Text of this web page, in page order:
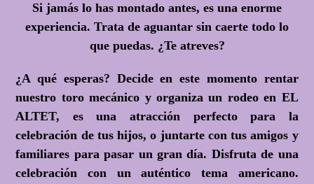
Si jamás lo has montado antes, es una enorme
experiencia. Trata de aguantar sin caerte todo lo
que puedas. ¿Te atreves?
¿A qué esperas? Decide en este momento rentar
nuestro toro mecánico y organiza un rodeo en EL
ALTET, es una atracción perfecto para la
celebración de tus hijos, o juntarte con tus amigos y
familiares para pasar un gran día. Disfruta de una
celebración con un auténtico tema americano.